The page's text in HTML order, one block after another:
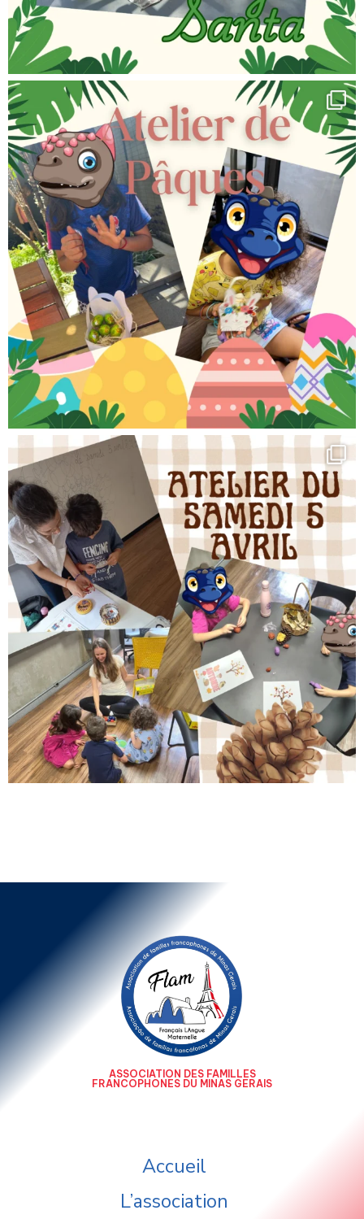
ASSOCIATION DES FAMILLES
FRANCOPHONES DU MINAS GERAIS
Accueil
L’association